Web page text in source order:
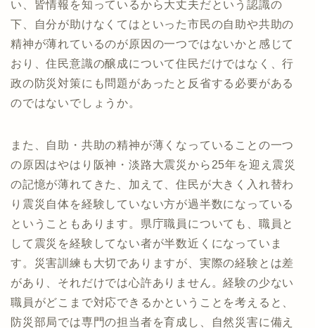
い、皆情報を知っているから大丈夫だという認識の
下、自分が助けなくてはといった市民の自助や共助の
精神が薄れているのが原因の一つではないかと感じて
おり、住民意識の醸成について住民だけではなく、行
政の防災対策にも問題があったと反省する必要がある
のではないでしょうか。
また、自助・共助の精神が薄くなっていることの一つ
の原因はやはり阪神・淡路大震災から25年を迎え震災
の記憶が薄れてきた、加えて、住民が大きく入れ替わ
り震災自体を経験していない方が過半数になっている
ということもあります。県庁職員についても、職員と
して震災を経験してない者が半数近くになっていま
す。災害訓練も大切でありますが、実際の経験とは差
があり、それだけでは心許ありません。経験の少ない
職員がどこまで対応できるかということを考えると、
防災部局では専門の担当者を育成し、自然災害に備え